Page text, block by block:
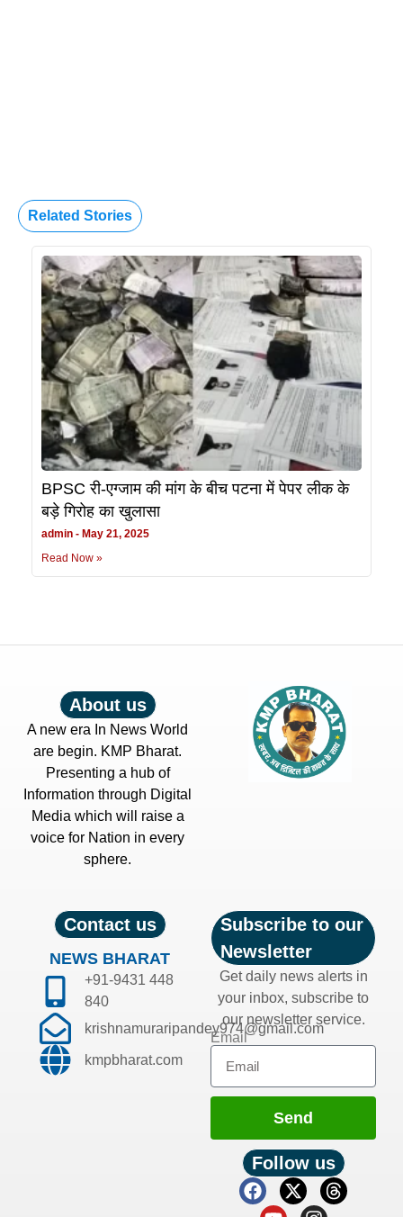
Related Stories
BPSC री-एग्जाम की मांग के बीच पटना में पेपर लीक के
बड़े गिरोह का खुलासा
admin
May 21, 2025
Read Now »
About us
A new era In News World
are begin. KMP Bharat.
Presenting a hub of
Information through Digital
Media which will raise a
voice for Nation in every
sphere.
Contact us
NEWS BHARAT
+91-9431 448
840
krishnamuraripandey974@gmail.com
kmpbharat.com
Subscribe to our
Newsletter
Get daily news alerts in
your inbox, subscribe to
our newsletter service.
Email
Send
Follow us